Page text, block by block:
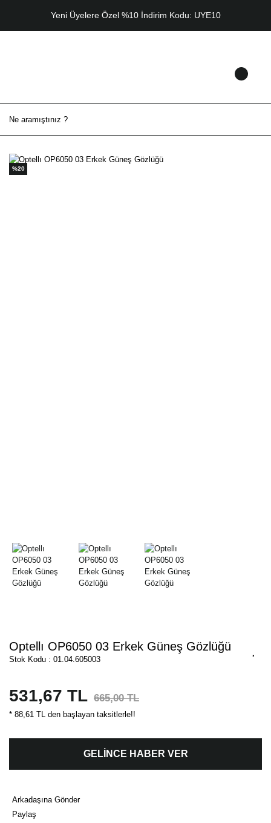
Yeni Üyelere Özel %10 İndirim Kodu: UYE10
%20
Optellı OP6050 03 Erkek Güneş Gözlüğü
Stok Kodu : 01.04.605003
531,67 TL 665,00 TL
* 88,61 TL den başlayan taksitlerle!!
GELİNCE HABER VER
Arkadaşına Gönder
Paylaş